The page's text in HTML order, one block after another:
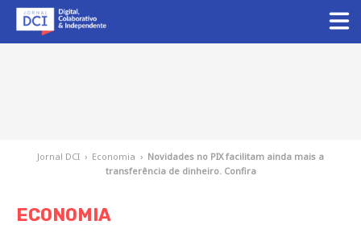
Jornal DCI › Economia › Novidades no PIX facilitam ainda mais a
transferência de dinheiro. Confira
ECONOMIA